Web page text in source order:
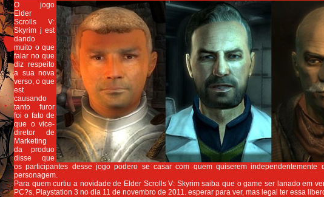
O jogo
Elder
Scrolls V:
Skyrim j est
dando
muito o que
falar no que
diz respeito
a sua nova
verso, o que
est
causando
tanto furor
foi o fato de
que o vice-
diretor de
Marketing
da produo
disse que
os participantes desse jogo podero se casar com quem quiserem
personagem.
Para quem curtiu a novidade de Elder Scrolls V: Skyrim saiba que o game ser lanado em
PC?s, Playstation 3 no dia 11 de novembro de 2011. esperar para ver, mas legal ter essa